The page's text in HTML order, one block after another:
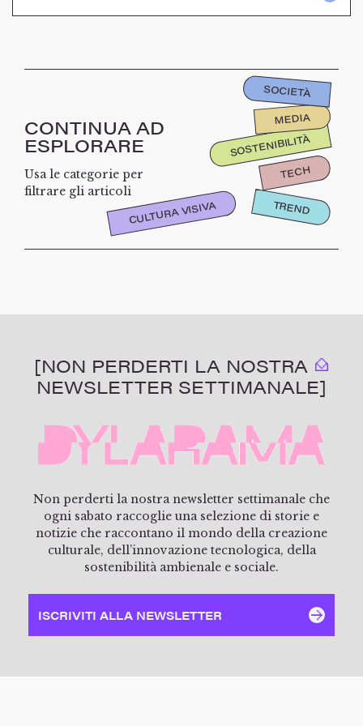
CONTINUA AD
ESPLORARE
Usa le categorie per
filtrare gli articoli
SOSTENIBILITÀ
TECH
MEDIA
CULTURA VISIVA
SOCIETÀ
TREND
[NON PERDERTI LA NOSTRA
NEWSLETTER SETTIMANALE]
Non perderti la nostra newsletter settimanale che
ogni sabato raccoglie una selezione di storie e
notizie che raccontano il mondo della creazione
culturale, dell’innovazione tecnologica, della
sostenibilità ambienale e sociale.
ISCRIVITI ALLA NEWSLETTER